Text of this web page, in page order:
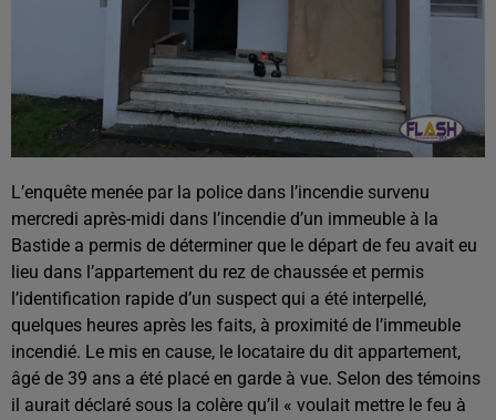
L’enquête menée par la police dans l’incendie survenu
mercredi après-midi dans l’incendie d’un immeuble à la
Bastide a permis de déterminer que le départ de feu avait eu
lieu dans l’appartement du rez de chaussée et permis
l’identification rapide d’un suspect qui a été interpellé,
quelques heures après les faits, à proximité de l’immeuble
incendié. Le mis en cause, le locataire du dit appartement,
âgé de 39 ans a été placé en garde à vue. Selon des témoins
il aurait déclaré sous la colère qu’il « voulait mettre le feu à